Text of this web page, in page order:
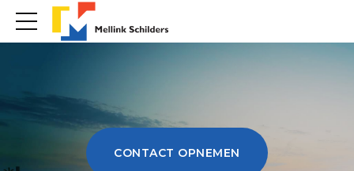
CONTACT OPNEMEN